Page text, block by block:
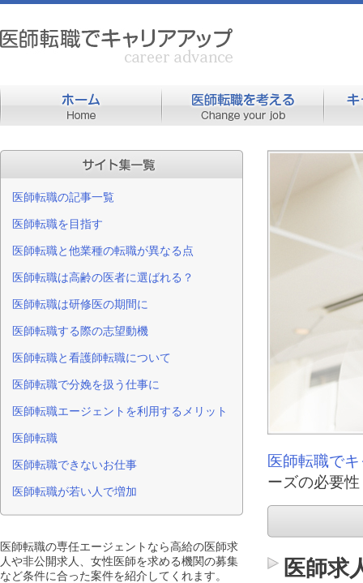
医師転職で
ーズの必要性
医師求
医師転職の記事一覧
医師転職を目指す
医師転職と他業種の転職が異なる点
医師転職は高齢の医者に選ばれる？
医師転職は研修医の期間に
医師転職する際の志望動機
医師転職と看護師転職について
医師転職で分娩を扱う仕事に
医師転職エージェントを利用するメリット
医師転職
医師転職できないお仕事
医師転職が若い人で増加
医師転職の専任エージェントなら高給の医師求
人や非公開求人、女性医師を求める機関の募集
など条件に合った案件を紹介してくれます。